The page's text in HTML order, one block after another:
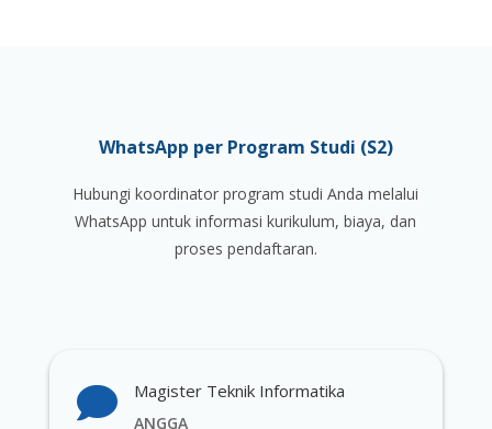
WhatsApp per Program Studi (S2)
Hubungi koordinator program studi Anda melalui
WhatsApp untuk informasi kurikulum, biaya, dan
proses pendaftaran.
 Magister Teknik Informatika
ANGGA